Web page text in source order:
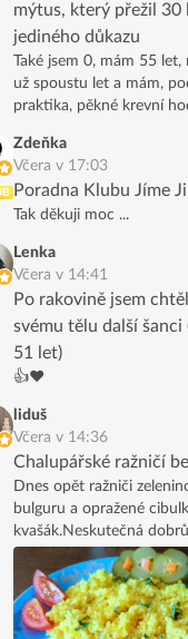
mýtus, který přežil 30
jediného důkazu
Také jsem 0, mám 55 let,
už spoustu let a mám,
praktika, pěkné krevní
Zdeňka
Včera v 17:03
Poradna Klubu Jíme
Tak děkuji moc ...
Lenka
Včera v 14:41
Po rakovině jsem
svému tělu další šanci
51 let)
👍❤️
liduš
Včera v 14:36
Chalupářské ražničí
Dnes opět ražniči
bulguru a opražené
kvašák.Neskutečná